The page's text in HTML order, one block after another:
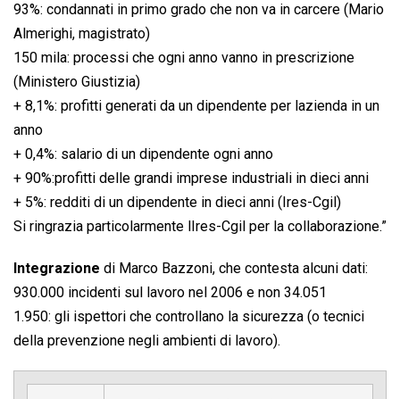
93%: condannati in primo grado che non va in carcere (Mario
Almerighi, magistrato)
150 mila: processi che ogni anno vanno in prescrizione
(Ministero Giustizia)
+ 8,1%: profitti generati da un dipendente per lazienda in un
anno
+ 0,4%: salario di un dipendente ogni anno
+ 90%:profitti delle grandi imprese industriali in dieci anni
+ 5%: redditi di un dipendente in dieci anni (Ires-Cgil)
Si ringrazia particolarmente lIres-Cgil per la collaborazione.”
Integrazione di Marco Bazzoni, che contesta alcuni dati:
930.000 incidenti sul lavoro nel 2006 e non 34.051
1.950: gli ispettori che controllano la sicurezza (o tecnici
della prevenzione negli ambienti di lavoro).